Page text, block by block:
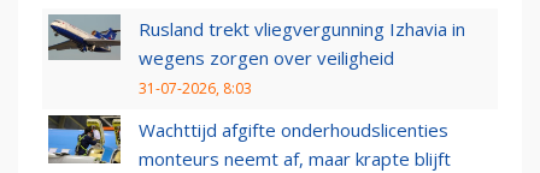
Rusland trekt vliegvergunning Izhavia in
wegens zorgen over veiligheid
31-07-2026, 8:03
Wachttijd afgifte onderhoudslicenties
monteurs neemt af, maar krapte blijft